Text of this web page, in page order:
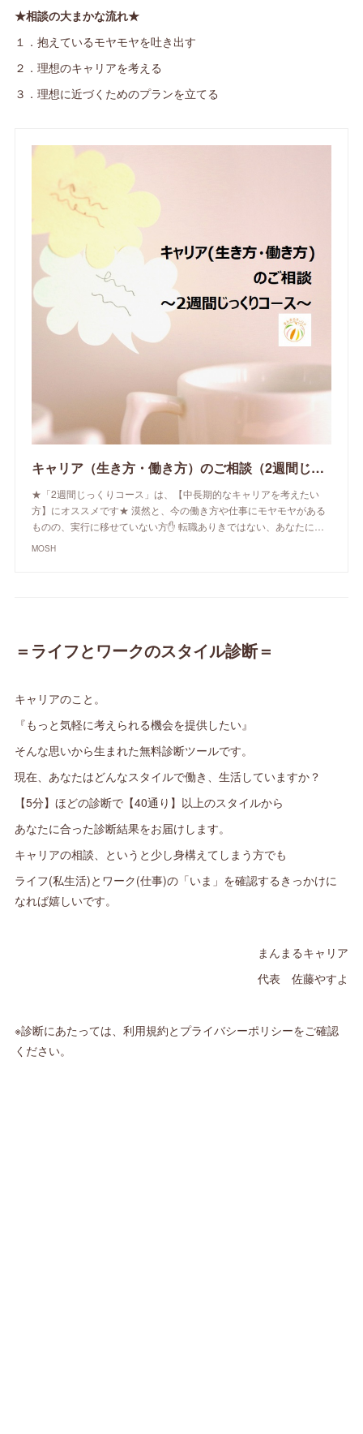
★相談の大まかな流れ★
１．抱えているモヤモヤを吐き出す
２．理想のキャリアを考える
３．理想に近づくためのプランを立てる
キャリア（生き方・働き方）のご相談（2週間じっくりコース） | MOSH
★「2週間じっくりコース」は、【中長期的なキャリアを考えたい
方】にオススメです★ 漠然と、今の働き方や仕事にモヤモヤがある
ものの、実行に移せていない方✋ 転職ありきではない、あなたに…
MOSH
＝ライフとワークのスタイル診断＝
キャリアのこと。
『もっと気軽に考えられる機会を提供したい』
そんな思いから生まれた無料診断ツールです。
現在、あなたはどんなスタイルで働き、生活していますか？
【5分】ほどの診断で【40通り】以上のスタイルから
あなたに合った診断結果をお届けします。
キャリアの相談、というと少し身構えてしまう方でも
ライフ(私生活)とワーク(仕事)の「いま」を確認するきっかけに
なれば嬉しいです。
まんまるキャリア
代表 佐藤やすよ
※診断にあたっては、利用規約とプライバシーポリシーをご確認
ください。